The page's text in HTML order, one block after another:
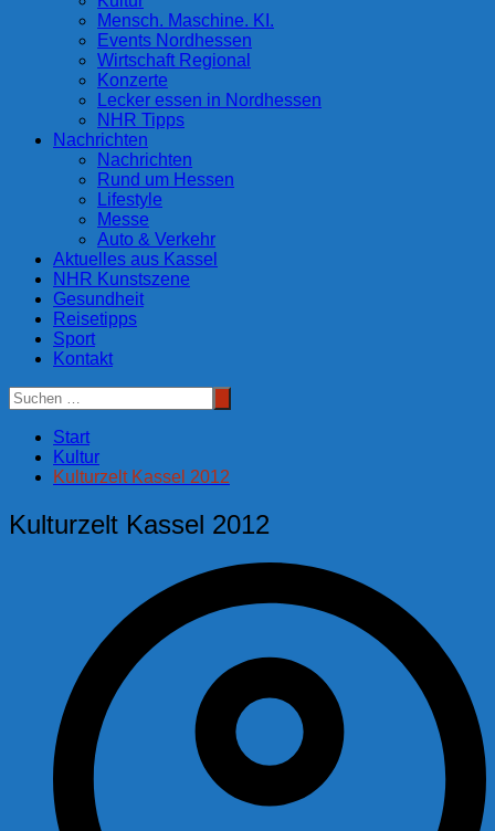
Mensch. Maschine. KI.
Events Nordhessen
Wirtschaft Regional
Konzerte
Lecker essen in Nordhessen
NHR Tipps
Nachrichten
Nachrichten
Rund um Hessen
Lifestyle
Messe
Auto & Verkehr
Aktuelles aus Kassel
NHR Kunstszene
Gesundheit
Reisetipps
Sport
Kontakt
Start
Kultur
Kulturzelt Kassel 2012
Kulturzelt Kassel 2012